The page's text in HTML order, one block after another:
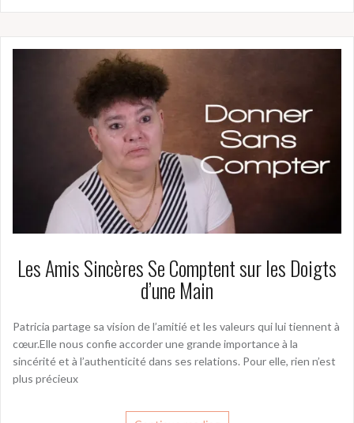
Les Amis Sincères Se Comptent sur les Doigts
d’une Main
Patricia partage sa vision de l’amitié et les valeurs qui lui tiennent à
cœur.Elle nous confie accorder une grande importance à la
sincérité et à l’authenticité dans ses relations. Pour elle, rien n’est
plus précieux